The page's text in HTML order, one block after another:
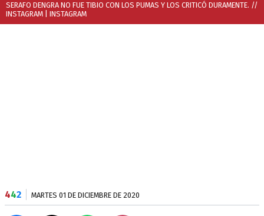
SERAFO DENGRA NO FUE TIBIO CON LOS PUMAS Y LOS CRITICÓ DURAMENTE. //
INSTAGRAM | INSTAGRAM
442 MARTES 01 DE DICIEMBRE DE 2020